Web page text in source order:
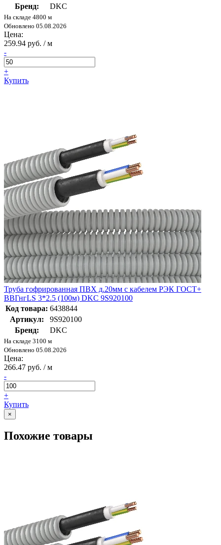
Бренд:
DKC
На складе 4800 м
Обновлено 05.08.2026
Цена:
259.94 руб. / м
-
+
Купить
Труба гофрированная ПВХ д.20мм с кабелем РЭК ГОСТ+
ВВГнгLS 3*2.5 (100м) DKC 9S920100
Код товара: 6438844
Артикул:
9S920100
Бренд:
DKC
На складе 3100 м
Обновлено 05.08.2026
Цена:
266.47 руб. / м
-
+
Купить
×
Похожие товары